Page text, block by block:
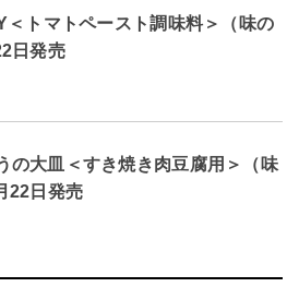
トマトペースト調味料＞（味の
日発売
大皿＜すき焼き肉豆腐用＞（味
22日発売